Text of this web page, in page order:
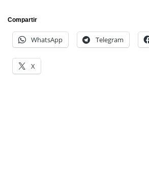
Compartir
WhatsApp Telegram
X